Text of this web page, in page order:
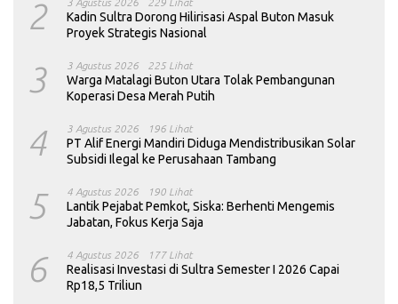
2 3 Agustus 2026 229 Lihat
Kadin Sultra Dorong Hilirisasi Aspal Buton Masuk
Proyek Strategis Nasional
3 3 Agustus 2026 225 Lihat
Warga Matalagi Buton Utara Tolak Pembangunan
Koperasi Desa Merah Putih
4 3 Agustus 2026 196 Lihat
PT Alif Energi Mandiri Diduga Mendistribusikan Solar
Subsidi Ilegal ke Perusahaan Tambang
5 4 Agustus 2026 190 Lihat
Lantik Pejabat Pemkot, Siska: Berhenti Mengemis
Jabatan, Fokus Kerja Saja
6 4 Agustus 2026 177 Lihat
Realisasi Investasi di Sultra Semester I 2026 Capai
Rp18,5 Triliun